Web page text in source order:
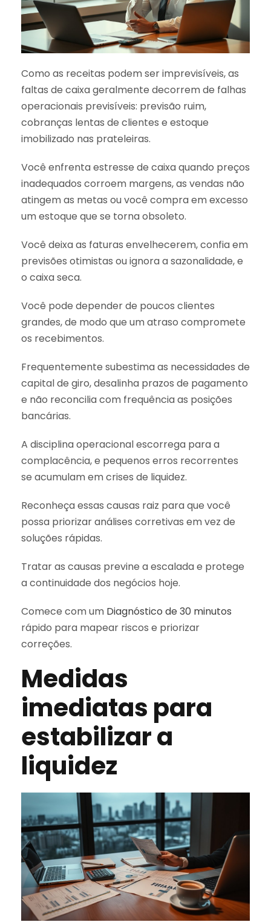
Como as receitas podem ser imprevisíveis, as
faltas de caixa geralmente decorrem de falhas
operacionais previsíveis: previsão ruim,
cobranças lentas de clientes e estoque
imobilizado nas prateleiras.
Você enfrenta estresse de caixa quando preços
inadequados corroem margens, as vendas não
atingem as metas ou você compra em excesso
um estoque que se torna obsoleto.
Você deixa as faturas envelhecerem, confia em
previsões otimistas ou ignora a sazonalidade, e
o caixa seca.
Você pode depender de poucos clientes
grandes, de modo que um atraso compromete
os recebimentos.
Frequentemente subestima as necessidades de
capital de giro, desalinha prazos de pagamento
e não reconcilia com frequência as posições
bancárias.
A disciplina operacional escorrega para a
complacência, e pequenos erros recorrentes
se acumulam em crises de liquidez.
Reconheça essas causas raiz para que você
possa priorizar análises corretivas em vez de
soluções rápidas.
Tratar as causas previne a escalada e protege
a continuidade dos negócios hoje.
Comece com um Diagnóstico de 30 minutos
rápido para mapear riscos e priorizar
correções.
Medidas
imediatas para
estabilizar a
liquidez